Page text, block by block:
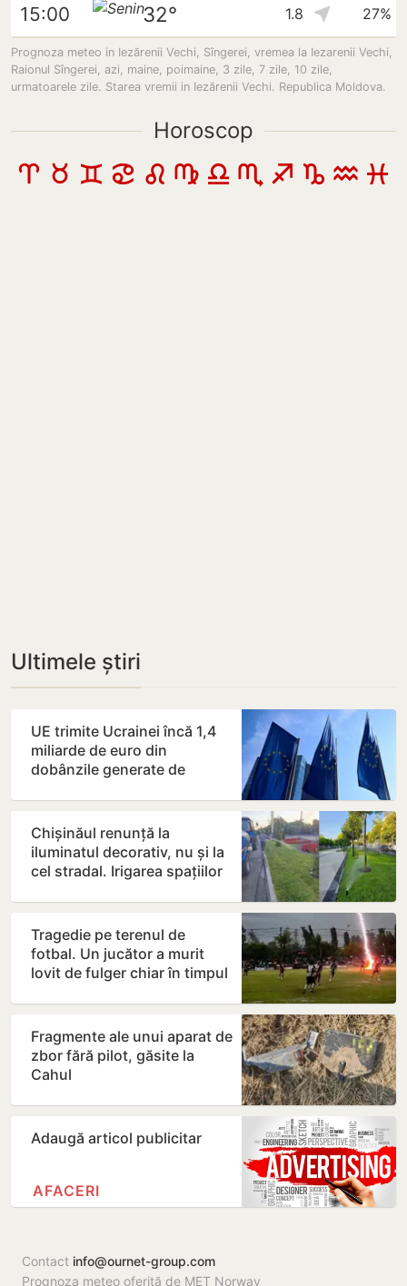
15:00 32° 1.8 27%
Prognoza meteo in Iezărenii Vechi, Sîngerei, vremea la Iezarenii Vechi,
Raionul Sîngerei, azi, maine, poimaine, 3 zile, 7 zile, 10 zile,
urmatoarele zile. Starea vremii in Iezărenii Vechi. Republica Moldova.
Horoscop
Ultimele știri
UE trimite Ucrainei încă 1,4
miliarde de euro din
dobânzile generate de
Chișinăul renunță la
iluminatul decorativ, nu și la
cel stradal. Irigarea spațiilor
Tragedie pe terenul de
fotbal. Un jucător a murit
lovit de fulger chiar în timpul
Fragmente ale unui aparat de
zbor fără pilot, găsite la
Cahul
Adaugă articol publicitar
AFACERI
Contact info@ournet-group.com
Prognoza meteo oferită de MET Norway